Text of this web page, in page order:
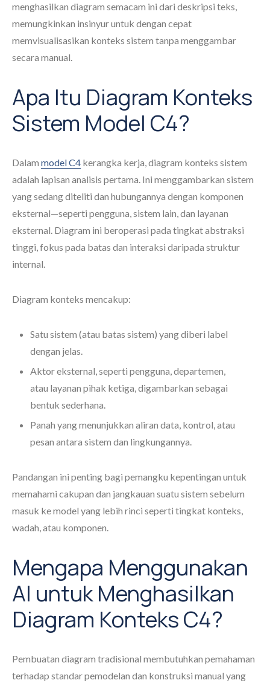
menghasilkan diagram semacam ini dari deskripsi teks,
memungkinkan insinyur untuk dengan cepat
memvisualisasikan konteks sistem tanpa menggambar
secara manual.
Apa Itu Diagram Konteks
Sistem Model C4?
Dalam model C4 kerangka kerja, diagram konteks sistem
adalah lapisan analisis pertama. Ini menggambarkan sistem
yang sedang diteliti dan hubungannya dengan komponen
eksternal—seperti pengguna, sistem lain, dan layanan
eksternal. Diagram ini beroperasi pada tingkat abstraksi
tinggi, fokus pada batas dan interaksi daripada struktur
internal.
Diagram konteks mencakup:
Satu sistem (atau batas sistem) yang diberi label
dengan jelas.
Aktor eksternal, seperti pengguna, departemen,
atau layanan pihak ketiga, digambarkan sebagai
bentuk sederhana.
Panah yang menunjukkan aliran data, kontrol, atau
pesan antara sistem dan lingkungannya.
Pandangan ini penting bagi pemangku kepentingan untuk
memahami cakupan dan jangkauan suatu sistem sebelum
masuk ke model yang lebih rinci seperti tingkat konteks,
wadah, atau komponen.
Mengapa Menggunakan
AI untuk Menghasilkan
Diagram Konteks C4?
Pembuatan diagram tradisional membutuhkan pemahaman
terhadap standar pemodelan dan konstruksi manual yang